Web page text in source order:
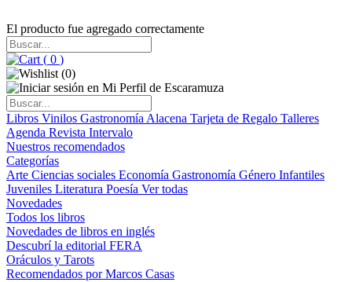
El producto fue agregado correctamente
( 0 )
(0)
Libros Vinilos Gastronomía Alacena Tarjeta de Regalo Talleres
Agenda Revista Intervalo
Nuestros recomendados
Categorías
Arte Ciencias sociales Economía Gastronomía Género Infantiles
Juveniles Literatura Poesía Ver todas
Novedades
Todos los libros
Novedades de libros en inglés
Descubrí la editorial FERA
Oráculos y Tarots
Recomendados por Marcos Casas